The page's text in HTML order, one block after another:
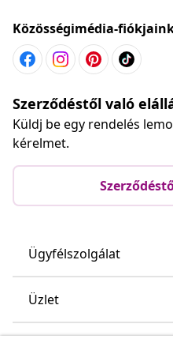
Közösségimédia-
Szerződéstől való
Küldj be egy rendelés
kérelmet.
Ügyfélszolgálat
Üzlet